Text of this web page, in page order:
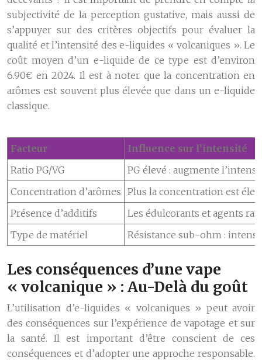
subjectivité de la perception gustative, mais aussi de
s’appuyer sur des critères objectifs pour évaluer la
qualité et l’intensité des e-liquides « volcaniques ». Le
coût moyen d’un e-liquide de ce type est d’environ
6.90€ en 2024. Il est à noter que la concentration en
arômes est souvent plus élevée que dans un e-liquide
classique.
Facteur
Influence sur l’intensité
Ratio PG/VG
PG élevé : augmente
Concentration d’arômes Plus la concentration est
Présence d’additifs
Les édulcorants et agents
Type de matériel
Résistance sub-ohm :
Les conséquences d’une vape
« volcanique » : Au-Delà du goût
L’utilisation d’e-liquides « volcaniques » peut avoir
des conséquences sur l’expérience de vapotage et sur
la santé. Il est important d’être conscient de ces
conséquences et d’adopter une approche responsable.